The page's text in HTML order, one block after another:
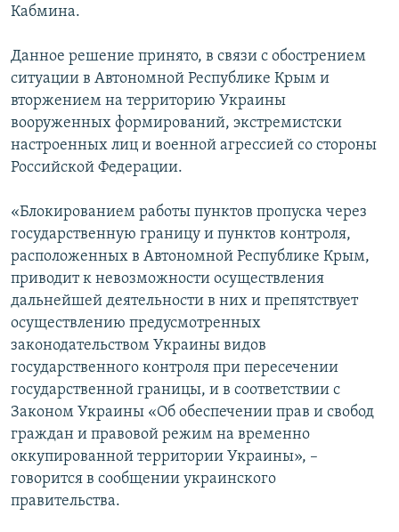
Кабмина.
Данное решение принято, в связи с обострением
ситуации в Автономной Республике Крым и
вторжением на территорию Украины
вооруженных формирований, экстремистски
настроенных лиц и военной агрессией со стороны
Российской Федерации.
«Блокированием работы пунктов пропуска через
государственную границу и пунктов контроля,
расположенных в Автономной Республике Крым,
приводит к невозможности осуществления
дальнейшей деятельности в них и препятствует
осуществлению предусмотренных
законодательством Украины видов
государственного контроля при пересечении
государственной границы, и в соответствии с
Законом Украины «Об обеспечении прав и свобод
граждан и правовой режим на временно
оккупированной территории Украины», –
говорится в сообщении украинского
правительства.